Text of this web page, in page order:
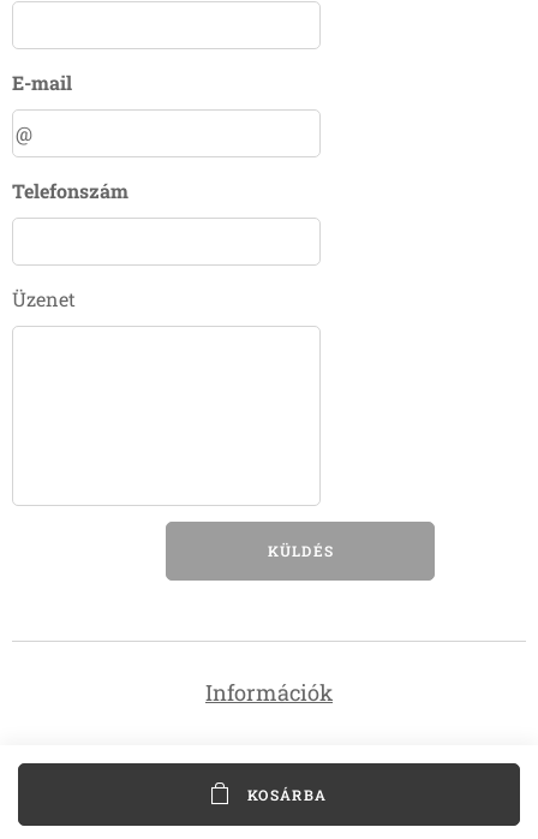
KOSÁRBA
E-mail
Telefonszám
Üzenet
KÜLDÉS
Információk